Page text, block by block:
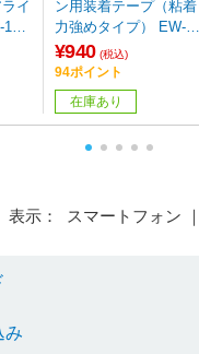
ン用装着テープ（粘着
力強めタイプ） EW-9
R02
¥940 (税込)
94ポイント
在庫あり
表示： スマートフォン ｜
み